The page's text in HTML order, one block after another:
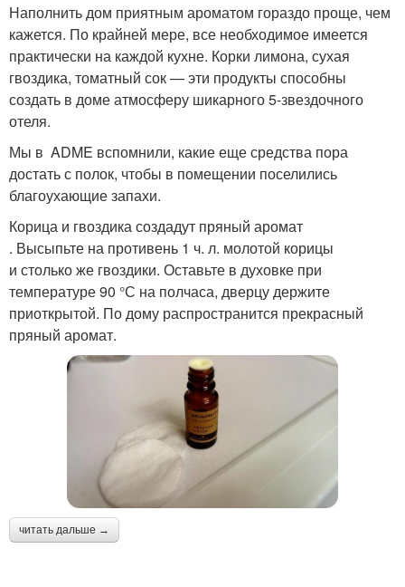
Наполнить дом приятным ароматом гораздо проще, чем
кажется. По крайней мере, все необходимое имеется
практически на каждой кухне. Корки лимона, сухая
гвоздика, томатный сок — эти продукты способны
создать в доме атмосферу шикарного 5-звездочного
отеля.
Мы в ADME вспомнили, какие еще средства пора
достать с полок, чтобы в помещении поселились
благоухающие запахи.
Корица и гвоздика создадут пряный аромат
. Высыпьте на противень 1 ч. л. молотой корицы
и столько же гвоздики. Оставьте в духовке при
температуре 90 °С на полчаса, дверцу держите
приоткрытой. По дому распространится прекрасный
пряный аромат.
читать дальше →